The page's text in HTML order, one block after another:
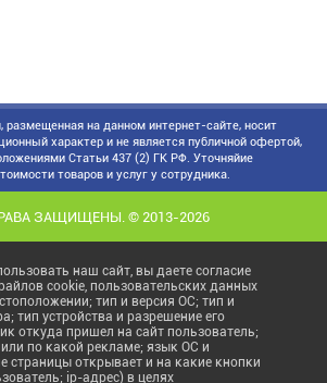
на данном интернет-сайте, носит
характер и не является публичной офертой,
Статьи 437 (2) ГК РФ. Уточняйие
товаров и услуг у сотрудника.
ЗАЩИЩЕНЫ. © 2013-2026
наш сайт, вы даете согласие
cookie, пользовательских данных
тип и версия ОС; тип и
тип устройства и разрешение его
откуда пришел на сайт пользователь;
или по какой рекламе; язык ОС и
страницы открывает и на какие кнопки
ip-адрес) в целях